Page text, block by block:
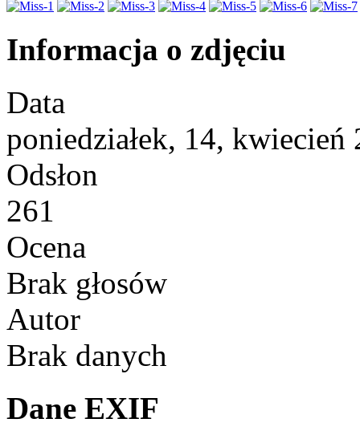
Informacja o zdjęciu
Data
poniedziałek, 14, kwiecień
Odsłon
261
Ocena
Brak głosów
Autor
Brak danych
Dane EXIF